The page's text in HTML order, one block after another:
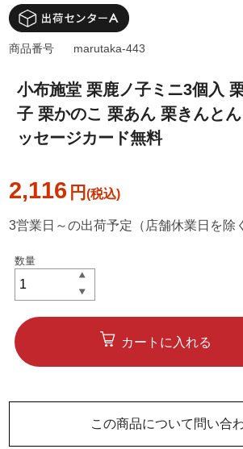
小布施堂 栗鹿ノ子ミニ3個入
子 栗かのこ 栗あん 栗きんと
ッセージカード無料
2,116 円
商品番号 marutaka-443
3営業日～の出荷予定（店舗休業日を除
カートに入れる
この商品について問い合